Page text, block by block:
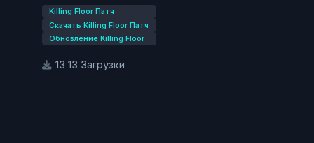
Отличие нового патча в том, что Рождественские
мобы заменены на старых.
Killing Floor Патч
Скачать Killing Floor Патч
Обновление Killing Floor
13 Загрузки